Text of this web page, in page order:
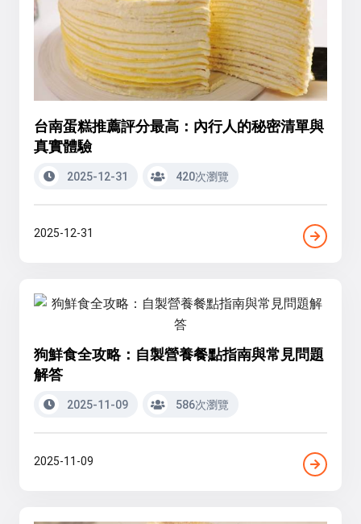
台南蛋糕推薦評分最高：內行人的秘密清單與
真實體驗
2025-12-31 420次瀏覽
2025-12-31
狗鮮食全攻略：自製營養餐點指南與常見問題
解答
2025-11-09 586次瀏覽
2025-11-09